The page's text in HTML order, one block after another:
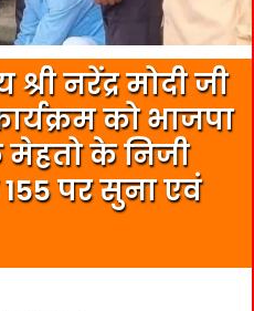
नरेंद्र मोदी जी
को भाजपा
के निजी
पर सुना एवं